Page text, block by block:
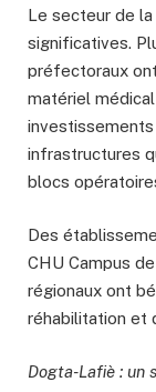
Le secteur de
significatives.
préfectoraux
matériel
infrastructures
blocs
Des
CHU Campus
régionaux ont
réhabilitation et
Dogta-Lafiè : un